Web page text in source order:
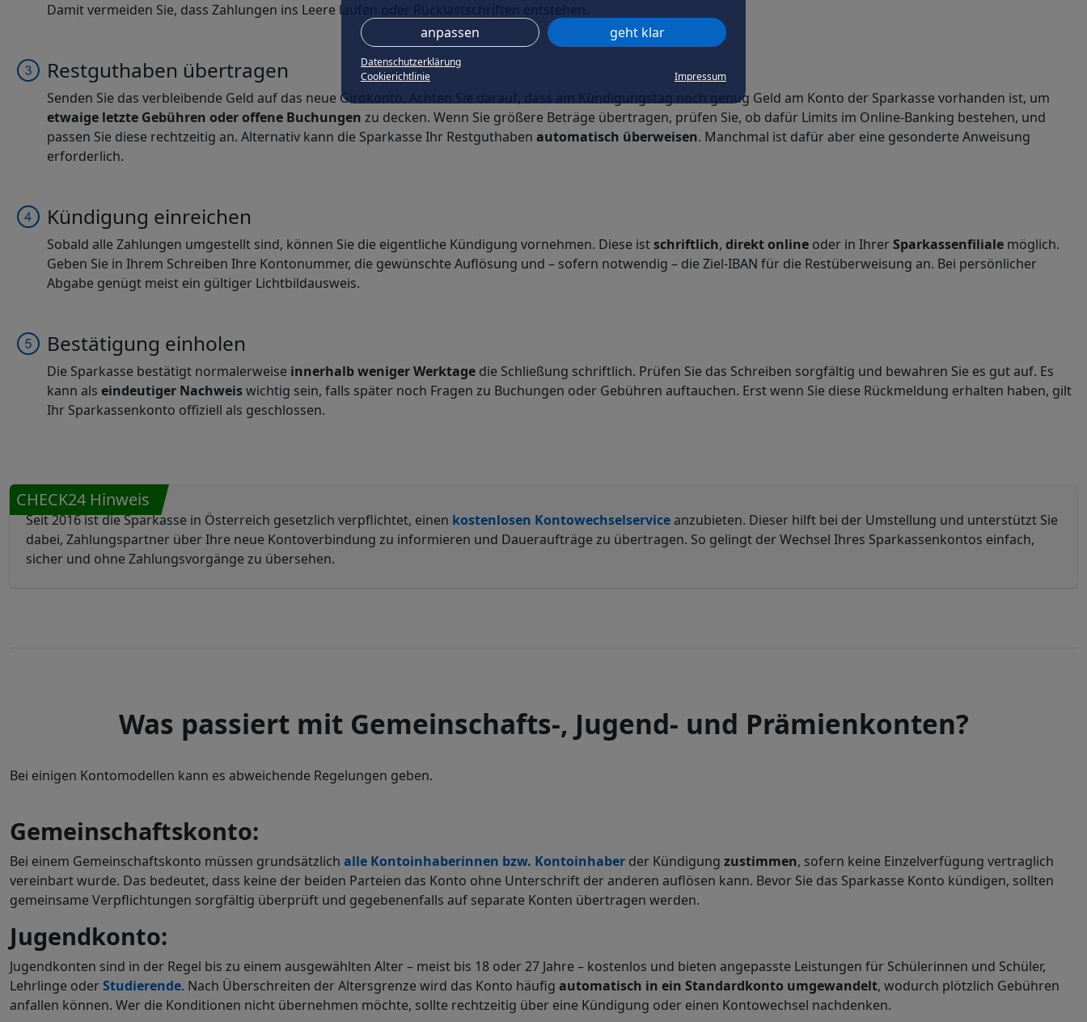
anpassen geht klar
Datenschutzerklärung
Cookierichtlinie
Impressum
Damit vermeiden Sie, dass Zahlungen ins Leere laufen oder Rücklastschriften entstehen.
Restguthaben übertragen
Senden Sie das verbleibende Geld auf das neue Girokonto. Achten Sie darauf, dass am Kündigungstag noch genug Geld am Konto der Sparkasse vorhanden ist, um
etwaige letzte Gebühren oder offene Buchungen zu decken. Wenn Sie größere Beträge übertragen, prüfen Sie, ob dafür Limits im Online-Banking bestehen, und
passen Sie diese rechtzeitig an. Alternativ kann die Sparkasse Ihr Restguthaben automatisch überweisen. Manchmal ist dafür aber eine gesonderte Anweisung
erforderlich.
Kündigung einreichen
Sobald alle Zahlungen umgestellt sind, können Sie die eigentliche Kündigung vornehmen. Diese istschriftlich, direkt online oder in IhrerSparkassenfiliale möglich.
Geben Sie in Ihrem Schreiben Ihre Kontonummer, die gewünschte Auflösung und – sofern notwendig – die Ziel-IBAN für die Restüberweisung an. Bei persönlicher
Abgabe genügt meist ein gültiger Lichtbildausweis.
Bestätigung einholen
Die Sparkasse bestätigt normalerweise innerhalb weniger Werktage die Schließung schriftlich. Prüfen Sie das Schreiben sorgfältig und bewahren Sie es gut auf. Es
kann als eindeutiger Nachweiswichtig sein, falls später noch Fragen zu Buchungen oder Gebühren auftauchen. Erst wenn Sie diese Rückmeldung erhalten haben, gilt
Ihr Sparkassenkonto offiziell als geschlossen.
CHECK24 Hinweis
Seit 2016 ist die Sparkasse in Österreich gesetzlich verpflichtet, einen kostenlosen Kontowechselservice anzubieten. Dieser hilft bei der Umstellung und unterstützt Sie
dabei, Zahlungspartner über Ihre neue Kontoverbindung zu informieren und Daueraufträge zu übertragen. So gelingt der Wechsel Ihres Sparkassenkontos einfach,
sicher und ohne Zahlungsvorgänge zu übersehen.
Was passiert mit Gemeinschafts-, Jugend- und Prämienkonten?
Bei einigen Kontomodellen kann es abweichende Regelungen geben.
Gemeinschaftskonto:
Bei einem Gemeinschaftskonto müssen grundsätzlich alle Kontoinhaberinnen bzw. Kontoinhaber der Kündigung zustimmen, sofern keine Einzelverfügung vertraglich
vereinbart wurde. Das bedeutet, dass keine der beiden Parteien das Konto ohne Unterschrift der anderen auflösen kann. Bevor Sie das Sparkasse Konto kündigen, sollten
gemeinsame Verpflichtungen sorgfältig überprüft und gegebenenfalls auf separate Konten übertragen werden.
Jugendkonto:
Jugendkonten sind in der Regel bis zu einem ausgewählten Alter – meist bis 18 oder 27 Jahre – kostenlos und bieten angepasste Leistungen für Schülerinnen und Schüler,
Lehrlinge oderStudierende. Nach Überschreiten der Altersgrenze wird das Konto häufig automatisch in ein Standardkonto umgewandelt, wodurch plötzlich Gebühren
anfallen können. Wer die Konditionen nicht übernehmen möchte, sollte rechtzeitig über eine Kündigung oder einen Kontowechsel nachdenken.